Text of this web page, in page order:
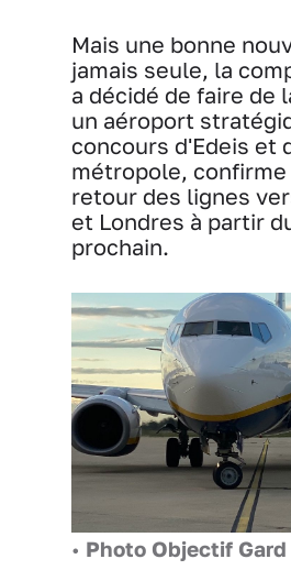
Mais une bonne
jamais seule, la
a décidé de faire de
un aéroport
concours d'Edeis et
métropole,
retour des lignes
et Londres à partir
prochain.
• Photo Objectif Gard